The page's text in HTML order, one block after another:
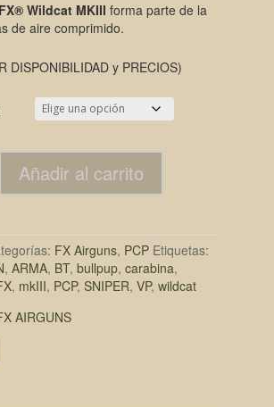
FX® Wildcat MKIII forma parte de la
de aire comprimido.
DISPONIBILIDAD y PRECIOS)
Añadir al carrito
FX Airguns, PCP Etiquetas:
, ARMA, BT, bullpup, carabina,
, mkIII, PCP, SNIPER, VP, wildcat
AIRGUNS